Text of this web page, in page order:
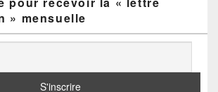
» mensuelle